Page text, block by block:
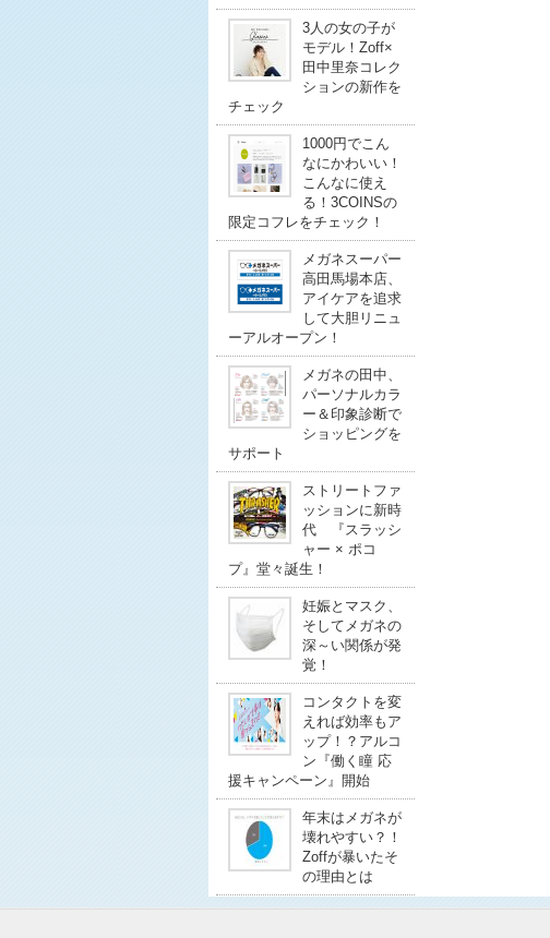
3人の女の子が
モデル！Zoff×
田中里奈コレク
ションの新作を
チェック
1000円でこん
なにかわいい！
こんなに使え
る！3COINSの
限定コフレをチェック！
メガネスーパー
高田馬場本店、
アイケアを追求
して大胆リニュ
ーアルオープン！
メガネの田中、
パーソナルカラ
ー＆印象診断で
ショッピングを
サポート
ストリートファ
ッションに新時
代 『スラッシ
ャー × ポコ
プ』堂々誕生！
妊娠とマスク、
そしてメガネの
深～い関係が発
覚！
コンタクトを変
えれば効率もア
ップ！？アルコ
ン『働く瞳 応
援キャンペーン』開始
年末はメガネが
壊れやすい？！
Zoffが暴いたそ
の理由とは